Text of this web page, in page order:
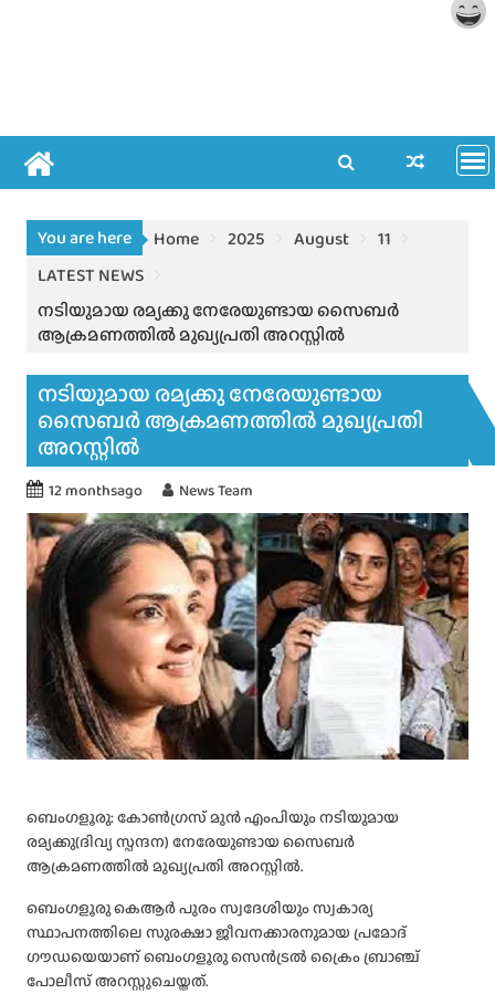
You are here Home 2025 August
11
LATEST NEWS
നടിയുമായ രമ്യക്കു നേരേയുണ്ടായ സൈബർ
ആക്രമണത്തിൽ മുഖ്യപ്രതി അറസ്റ്റിൽ
നടിയുമായ രമ്യക്കു നേരേയുണ്ടായ
സൈബർ ആക്രമണത്തിൽ മുഖ്യപ്രതി
അറസ്റ്റിൽ
12 monthsago News Team
ബെംഗളൂരു: കോൺഗ്രസ് മുൻ എംപിയും നടിയുമായ
രമ്യക്കു(ദിവ്യ സ്പന്ദന) നേരേയുണ്ടായ സൈബർ
ആക്രമണത്തിൽ മുഖ്യപ്രതി അറസ്റ്റിൽ.
ബെംഗളൂരു കെആർ പുരം സ്വദേശിയും സ്വകാര്യ
സ്ഥാപനത്തിലെ സുരക്ഷാ ജീവനക്കാരനുമായ പ്രമോദ്
ഗൗഡയെയാണ് ബെംഗളൂരു സെൻട്രൽ ക്രൈം ബ്രാഞ്ച്
പോലീസ് അറസ്റ്റുചെയ്തത്.